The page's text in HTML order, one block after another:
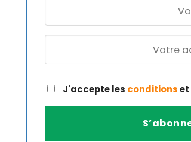
J'accepte les conditionset